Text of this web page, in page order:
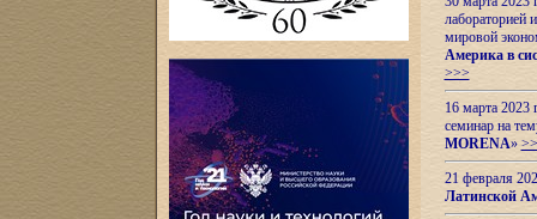
лабораторией
мировой
Америка в
>>>
16 марта 2023
семинар на
MORENA»
21 февраля
Латинской